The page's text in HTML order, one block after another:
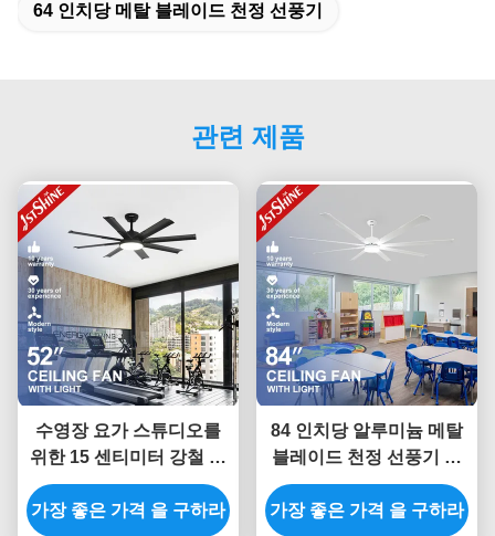
64 인치당 메탈 블레이드 천정 선풍기
관련 제품
수영장 요가 스튜디오를
위한 15 센티미터 강철 블
레이드 천정 선풍기 8명
가장 좋은 가격 을 구하라
84 인치당 알루미늄 메탈
블레이드 천정 선풍기 붓
을 쓸 필요가 없는 인버터
모터
가장 좋은 가격 을 구하라